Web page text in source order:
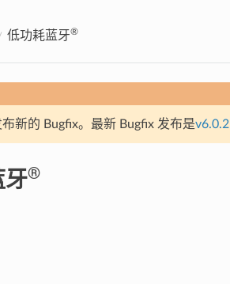
低功耗蓝牙®
新的 Bugfix。最新 Bugfix 发布是v6.0.2
®